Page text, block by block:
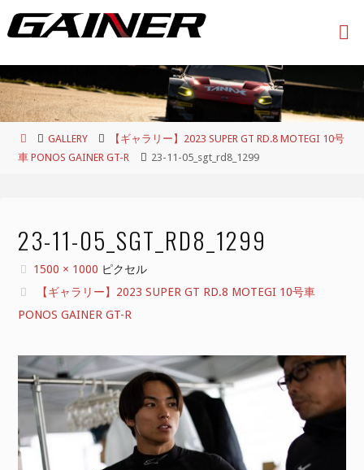
ン
ツ
へ
ホ
ー
GALLERY
【ギャラリー】2023 SUPER GT RD.8 MOTEGI 10号
車 PONOS GAINER GT-R
23-11-05_sgt_rd8_1299
23-11-05_SGT_RD8_1299
フ
ル
サ
ズ
1500 × 1000 ピクセル
【ギャラリー】2023 SUPER GT RD.8 MOTEGI 10号車
PONOS GAINER GT-R